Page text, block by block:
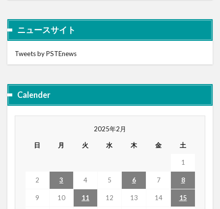
ニュースサイト
Tweets by PSTEnews
Calender
2025年2月
日 月 火 水 木 金 土
1
2 3 4 5 6 7 8
9 10 11 12 13 14 15